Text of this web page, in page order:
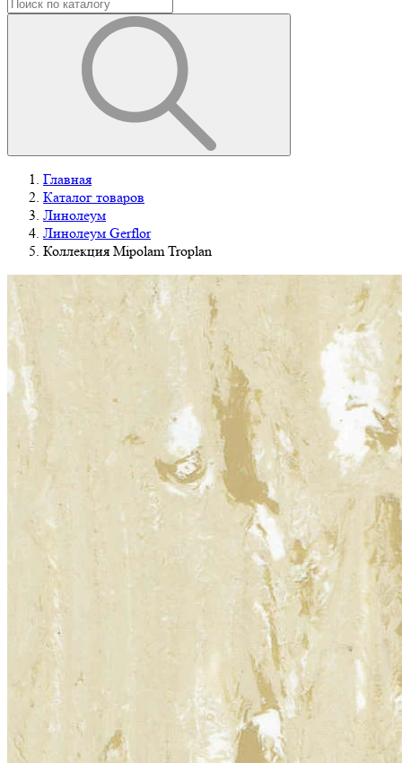
Главная
Каталог товаров
Линолеум
Линолеум Gerflor
Коллекция Mipolam Troplan